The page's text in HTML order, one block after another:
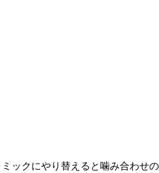
ックにやり替えると噛み合わせの